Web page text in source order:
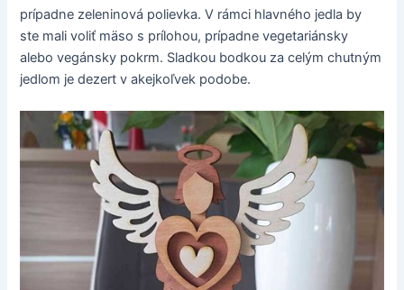
prípadne zeleninová polievka. V rámci hlavného jedla by
ste mali voliť mäso s prílohou, prípadne vegetariánsky
alebo vegánsky pokrm. Sladkou bodkou za celým chutným
jedlom je dezert v akejkoľvek podobe.